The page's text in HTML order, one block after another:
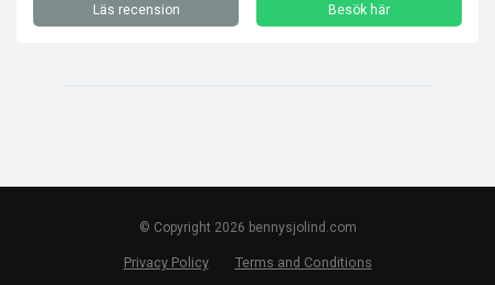
Läs recension Besök här
© Copyright 2026 bennysjolind.com
Privacy Policy Terms and Conditions